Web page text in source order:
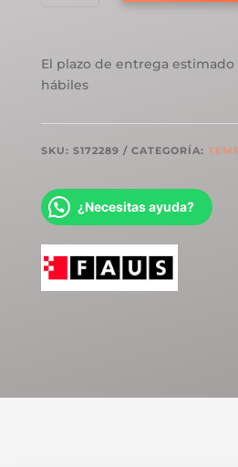
El plazo de entrega estimado
hábiles
SKU: S172289 CATEGORÍA:
¿Necesitas ayuda?